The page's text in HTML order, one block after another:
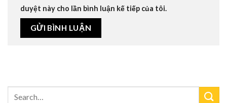
duyệt này cho lần bình luận kế tiếp của tôi.